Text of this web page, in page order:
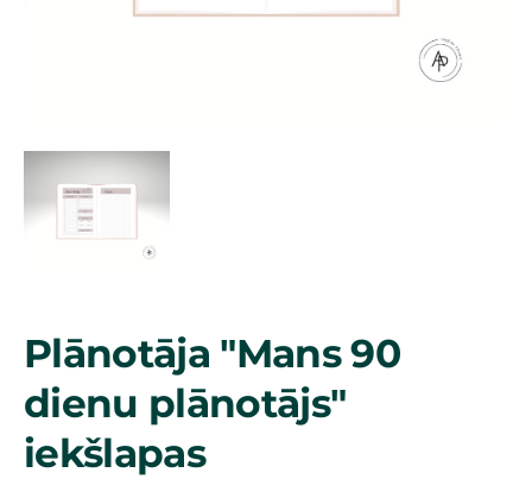
Plānotāja "Mans 90
dienu plānotājs"
iekšlapas